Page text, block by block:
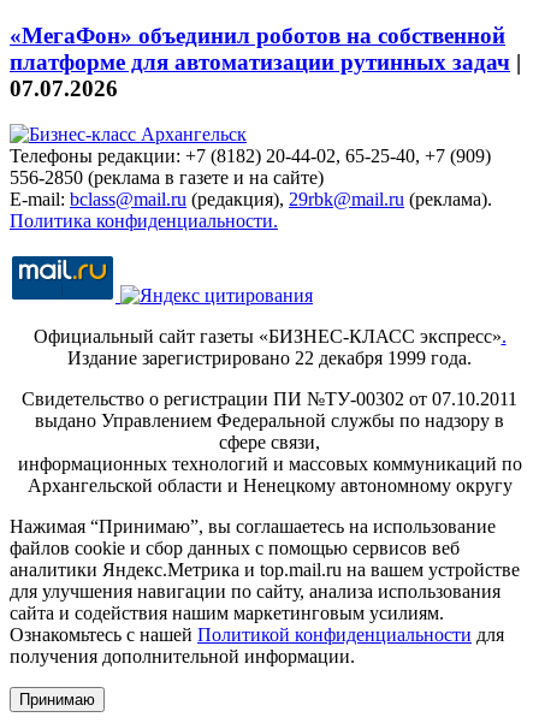
«МегаФон» объединил роботов на собственной
платформе для автоматизации рутинных задач |
07.07.2026
Телефоны редакции: +7 (8182) 20-44-02, 65-25-40, +7 (909)
556-2850 (реклама в газете и на сайте)
E-mail: bclass@mail.ru (редакция), 29rbk@mail.ru (реклама).
Политика конфиденциальности.
Официальный сайт газеты «БИЗНЕС-КЛАСС экспресс».
Издание зарегистрировано 22 декабря 1999 года.
Свидетельство о регистрации ПИ №ТУ-00302 от 07.10.2011
выдано Управлением Федеральной службы по надзору в
сфере связи,
информационных технологий и массовых коммуникаций по
Архангельской области и Ненецкому автономному округу
Нажимая “Принимаю”, вы соглашаетесь на использование
файлов cookie и сбор данных с помощью сервисов веб
аналитики Яндекс.Метрика и top.mail.ru на вашем устройстве
для улучшения навигации по сайту, анализа использования
сайта и содействия нашим маркетинговым усилиям.
Ознакомьтесь с нашей Политикой конфиденциальности для
получения дополнительной информации.
Принимаю